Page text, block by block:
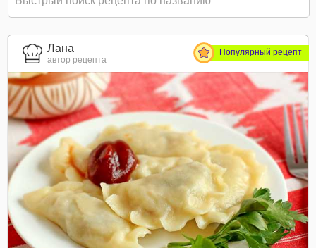
Лана
автор рецепта
Популярный рецепт